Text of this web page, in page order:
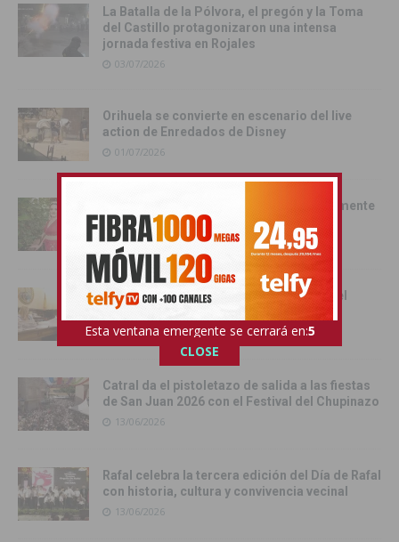
La Batalla de la Pólvora, el pregón y la Toma
del Castillo protagonizaron una intensa
jornada festiva en Rojales
03/07/2026
Orihuela se convierte en escenario del live
action de Enredados de Disney
01/07/2026
Pilar Hernández, Armengola 2026: «realmente
soy una Armengola ‘Armengola'»
29/06/2026
Las senadoras de la Vega Baja acercan el
Senado a la comarca
17/06/2026
Catral da el pistoletazo de salida a las fiestas
de San Juan 2026 con el Festival del Chupinazo
13/06/2026
Rafal celebra la tercera edición del Día de Rafal
con historia, cultura y convivencia vecinal
13/06/2026
Esta ventana emergente se cerrará en:4
CLOSE